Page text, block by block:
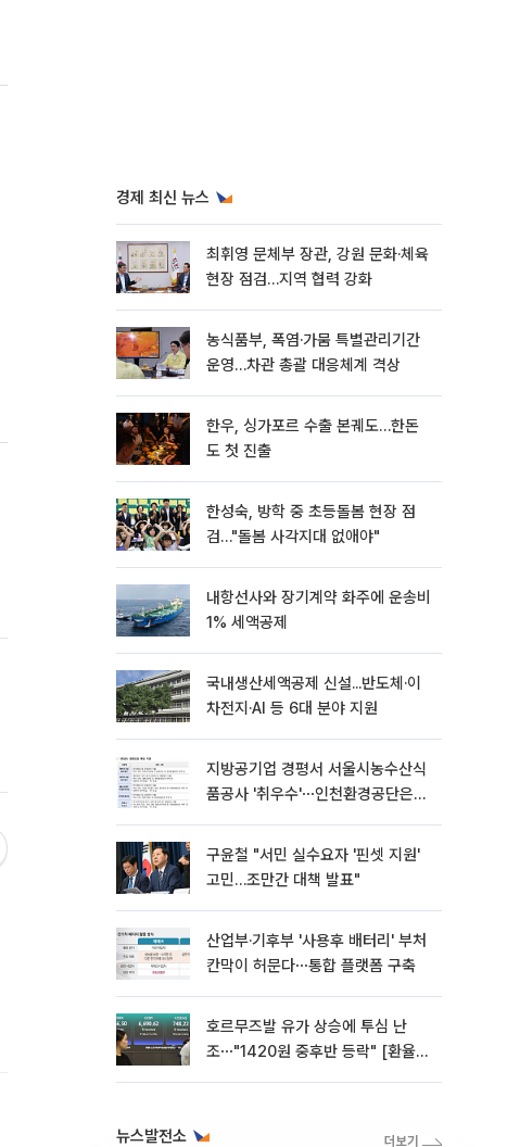
경제 최신 뉴스
최휘영 문체부 장관, 강원 문화·체육
현장 점검…지역 협력 강화
농식품부, 폭염·가뭄 특별관리기간
운영…차관 총괄 대응체계 격상
한우, 싱가포르 수출 본궤도…한돈
도 첫 진출
한성숙, 방학 중 초등돌봄 현장 점
검…"돌봄 사각지대 없애야"
내항선사와 장기계약 화주에 운송비
1% 세액공제
국내생산세액공제 신설...반도체·이
차전지·AI 등 6대 분야 지원
지방공기업 경평서 서울시농수산식
품공사 '취우수'⋯인천환경공단은
구윤철 "서민 실수요자 '핀셋 지원'
고민…조만간 대책 발표"
산업부·기후부 '사용후 배터리' 부처
칸막이 허문다⋯통합 플랫폼 구축
호르무즈발 유가 상승에 투심 난
조⋯"1420원 중후반 등락" [환율전
뉴스발전소